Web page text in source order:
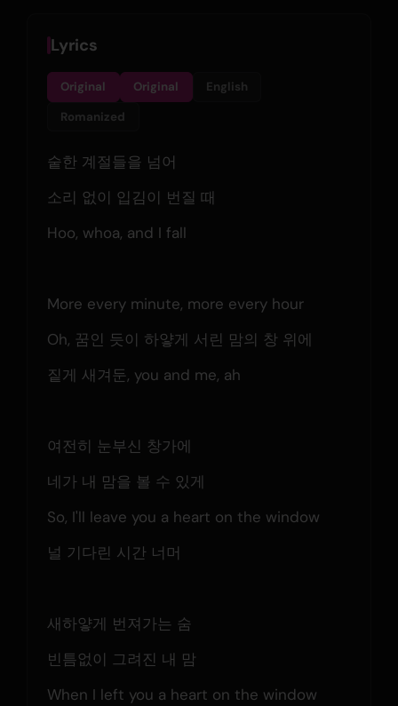
Lyrics
Original Original
English
Romanized
숱한 계절들을 넘어
소리 없이 입김이 번질 때
Hoo, whoa, and I fall
More every minute, more every hour
Oh, 꿈인 듯이 하얗게 서린 맘의 창 위에
짙게 새겨둔, you and me, ah
여전히 눈부신 창가에
네가 내 맘을 볼 수 있게
So, I'll leave you a heart on the window
널 기다린 시간 너머
새하얗게 번져가는 숨
빈틈없이 그려진 내 맘
When I left you a heart on the window